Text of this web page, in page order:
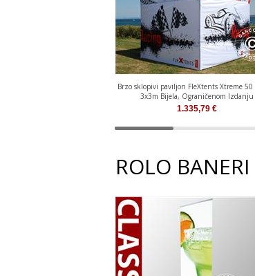
Brzo sklopivi paviljon FleXtents Xtreme 50
3x3m Bijela, Ograničenom Izdanju
1.335,79 €
ROLO BANERI